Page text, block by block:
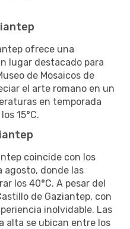
ofrece una
lugar destacado para
de Mosaicos de
el arte romano en un
en temporada
15°C.
coincide con los
agosto, donde las
los 40°C. A pesar del
de Gaziantep, con
inolvidable. Las
alta se ubican entre los